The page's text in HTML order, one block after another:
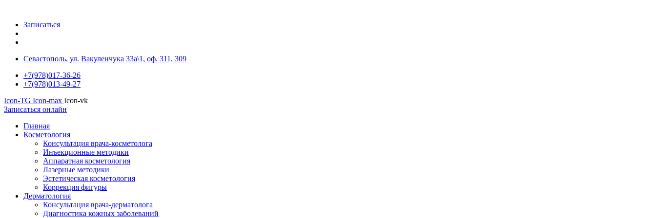
Записаться
Севастополь, ул. Вакуленчука 33а\1, оф. 311, 309
+7(978)017-36-26
+7(978)013-49-27
Icon-TG Icon-max Icon-vk
Записаться онлайн
Главная
Косметология
Консультация врача-косметолога
Инъекционные методики
Аппаратная косметология
Лазерные методики
Эстетическая косметология
Коррекция фигуры
Дерматология
Консультация врача-дерматолога
Диагностика кожных заболеваний